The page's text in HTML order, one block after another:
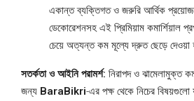
একান্ত ব্যক্তিগত ও জরুরি আর্থিক
ডেকোরেশনসহ এই প্রিমিয়াম কমার্শিয়াল
চেয়ে অত্যন্ত কম মূল্যে দ্রুত ছেড়ে দেওয়া
সতর্কতা ও আইনি পরামর্শ: নিরাপদ ও ঝামেলামুক্ত
জন্য BaraBikri-এর পক্ষ থেকে নিচের বিষয়গুলো